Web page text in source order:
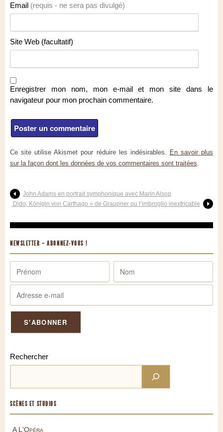
Email (requis - ne sera pas divulgé)
Site Web (facultatif)
Enregistrer mon nom, mon e-mail et mon site dans le
navigateur pour mon prochain commentaire.
Ce site utilise Akismet pour réduire les indésirables. En savoir plus
sur la façon dont les données de vos commentaires sont traitées
John Adams en portrait symphonique avec Marin Alsop
Dido, Königin von Carthago » de Graupner ou l’imbroglio inextricable
NEWSLETTER – ABONNEZ-VOUS !
Rechercher
SCÈNES ET STUDIOS
A L'Opéra